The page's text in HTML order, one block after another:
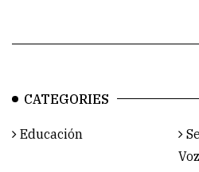
CATEGORIES
Educación
Voz